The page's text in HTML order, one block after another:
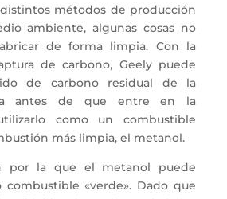
métodos de producción
ambiente, algunas cosas no
de forma limpia. Con la
de carbono, Geely puede
de carbono residual de la
antes de que entre en la
como un combustible
más limpia, el metanol.
por la que el metanol puede
combustible «verde». Dado que